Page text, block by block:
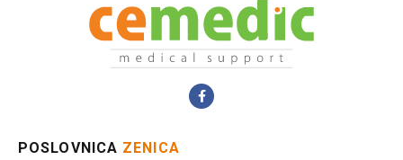
POSLOVNICA ZENICA